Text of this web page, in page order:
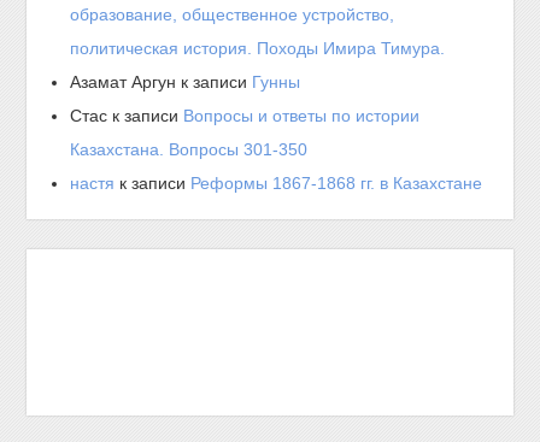
образование, общественное устройство,
политическая история. Походы Имира Тимура.
Азамат Аргун к записи Гунны
Стас к записи Вопросы и ответы по истории
Казахстана. Вопросы 301-350
настя к записи Реформы 1867-1868 гг. в Казахстане